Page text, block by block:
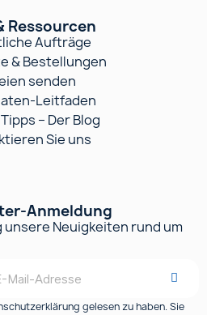
Ressourcen
Aufträge
& Bestellungen
senden
Leitfaden
– Der Blog
Sie uns
Anmeldung
unsere Neuigkeiten rund um
gelesen zu haben. Sie